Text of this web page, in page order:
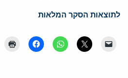
לתוצאות הסקר המלאות